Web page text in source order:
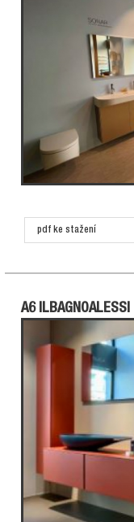
pdf ke stažení
A6 ILBAGNOALESSI